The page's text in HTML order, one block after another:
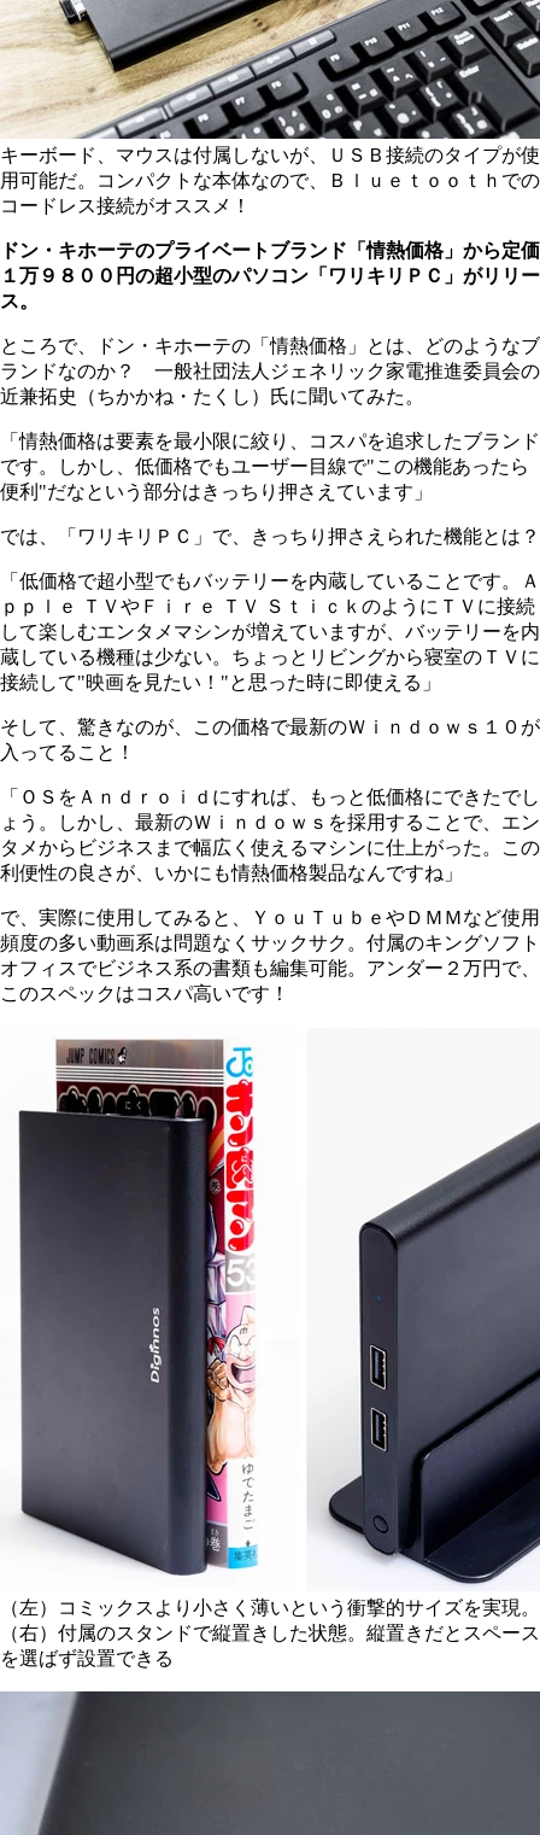
キーボード、マウスは付属しないが、ＵＳＢ接続のタイプが使
用可能だ。コンパクトな本体なので、Ｂｌｕｅｔｏｏｔｈでの
コードレス接続がオススメ！
ドン・キホーテのプライベートブランド「情熱価格」から定価
１万９８００円の超小型のパソコン「ワリキリＰＣ」がリリー
ス。
ところで、ドン・キホーテの「情熱価格」とは、どのようなブ
ランドなのか？ 一般社団法人ジェネリック家電推進委員会の
近兼拓史（ちかかね・たくし）氏に聞いてみた。
「情熱価格は要素を最小限に絞り、コスパを追求したブランド
です。しかし、低価格でもユーザー目線で"この機能あったら
便利"だなという部分はきっちり押さえています」
では、「ワリキリＰＣ」で、きっちり押さえられた機能とは？
「低価格で超小型でもバッテリーを内蔵していることです。Ａ
ｐｐｌｅ ＴＶやＦｉｒｅ ＴＶ ＳｔｉｃｋのようにＴＶに接続
して楽しむエンタメマシンが増えていますが、バッテリーを内
蔵している機種は少ない。ちょっとリビングから寝室のＴＶに
接続して"映画を見たい！"と思った時に即使える」
そして、驚きなのが、この価格で最新のＷｉｎｄｏｗｓ１０が
入ってること！
「ＯＳをＡｎｄｒｏｉｄにすれば、もっと低価格にできたでし
ょう。しかし、最新のＷｉｎｄｏｗｓを採用することで、エン
タメからビジネスまで幅広く使えるマシンに仕上がった。この
利便性の良さが、いかにも情熱価格製品なんですね」
で、実際に使用してみると、ＹｏｕＴｕｂｅやＤＭＭなど使用
頻度の多い動画系は問題なくサックサク。付属のキングソフト
オフィスでビジネス系の書類も編集可能。アンダー２万円で、
このスペックはコスパ高いです！
（左）コミックスより小さく薄いという衝撃的サイズを実現。
（右）付属のスタンドで縦置きした状態。縦置きだとスペース
を選ばず設置できる